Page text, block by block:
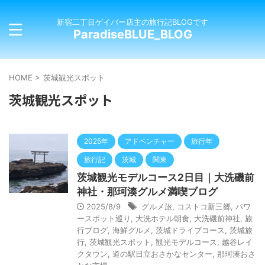
新宿二丁目ゲイバー店主の旅行記BLOGです
ParadiseBLUE_BLOG
HOME > 茨城観光スポット
茨城観光スポット
2025年 アドベンチャー 旅行年
旅行記 茨城 関東
茨城観光モデルコース2日目｜大洗磯前
神社・那珂湊グルメ満喫ブログ
2025/8/9 グルメ旅 コストコ新三郷 パワ
ースポット巡り
大洗ホテル朝食 大洗磯前神社 旅
行ブログ 海鮮グルメ 茨城ドライブコース
茨城旅
行 茨城観光スポット 観光モデルコース
越谷レイ
クタウン 道の駅日立おさかなセンター 那珂湊おさ